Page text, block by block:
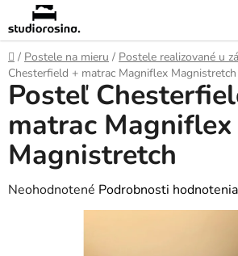
Prejsť
na
obsah
Domov
/ Postele na mieru / Postele realizované u
Chesterfield + matrac Magniflex Magnistretch
Posteľ
matrac Magniflex
Magnistretch
Priemerné
Neohodnotené Podrobnosti hodnotenia